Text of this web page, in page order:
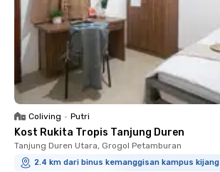
Coliving • Putri
Kost Rukita Tropis Tanjung Duren
Tanjung Duren Utara, Grogol Petamburan
2.4 km dari binus kemanggisan kampus kijang